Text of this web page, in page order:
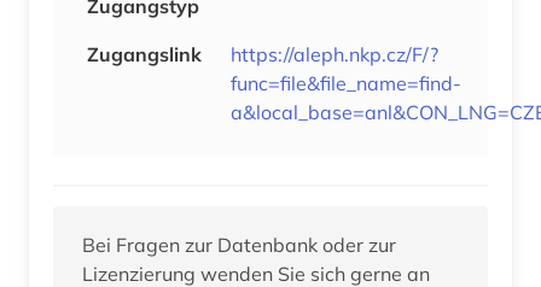
Zugangstyp
Zugangslink
https://aleph.nkp.cz/F/?
func=file&file_name=find-
Bei Fragen zur Datenbank oder zur
Lizenzierung wenden Sie sich gerne an